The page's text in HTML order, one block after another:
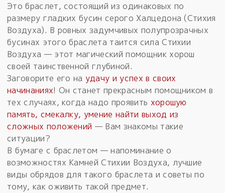
Это браслет, состоящий из одинаковых по
размеру гладких бусин серого Халцедона (Стихия
Воздуха). В ровных задумчивых полупрозрачных
бусинах этого браслета таится сила Стихии
Воздуха — этот магический помощник хорош
своей таинственной глубиной.
Заговорите его на удачу и успех в своих
начинаниях! Он станет прекрасным помощником в
тех случаях, когда надо проявить хорошую
память, смекалку, умение найти выход из
сложных положений — Вам знакомы такие
ситуации?
В бумаге с браслетом — напоминание о
возможностях Камней Стихии Воздуха, лучшие
виды обрядов для такого браслета и советы по
тому, как оживить такой предмет.